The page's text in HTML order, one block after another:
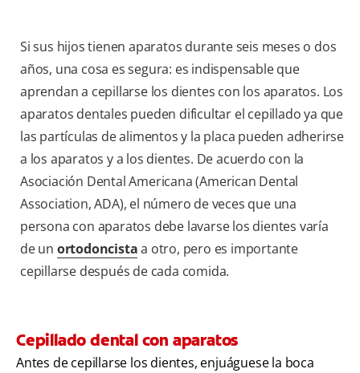
Si sus hijos tienen aparatos durante seis meses o dos
años, una cosa es segura: es indispensable que
aprendan a cepillarse los dientes con los aparatos. Los
aparatos dentales pueden dificultar el cepillado ya que
las partículas de alimentos y la placa pueden adherirse
a los aparatos y a los dientes. De acuerdo con la
Asociación Dental Americana (American Dental
Association, ADA), el número de veces que una
persona con aparatos debe lavarse los dientes varía
de un ortodoncistaa otro, pero es importante
cepillarse después de cada comida.
Cepillado dental con aparatos
Antes de cepillarse los dientes, enjuáguese la boca